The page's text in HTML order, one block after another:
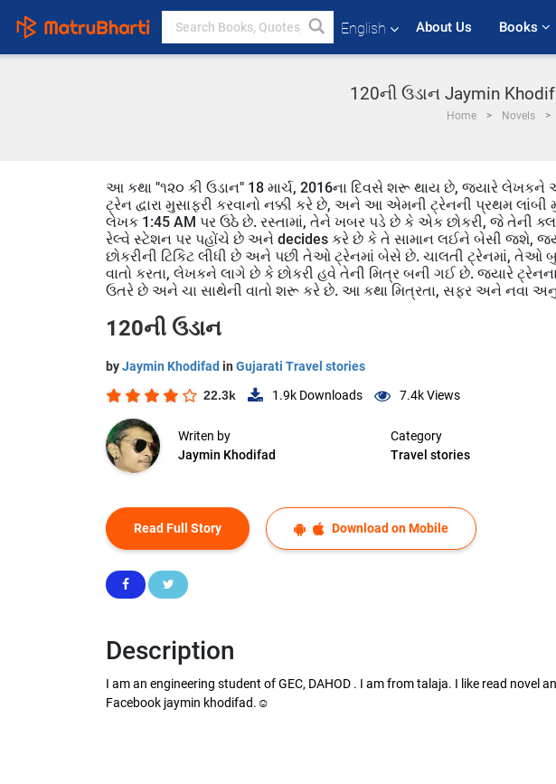
English About Us Books
120ની ઉડાન Jaymin
Home Novels
આ કથા "૧૨૦ કી ઉડાન" 18 માર્ચ, 2016ના દિવસે શરૂ થાય છે, જ્યારે લેખકને
ટ્રેન દ્વારા મુસાફરી કરવાનો નક્કી કરે છે, અને આ એમની ટ્રેનની પ્રથમ
લેખક 1:45 AM પર ઉઠે છે. રસ્તામાં, તેને ખબર પડે છે કે એક છોકરી, જે તેની
રેલ્વે સ્ટેશન પર પહોંચે છે અને decides કરે છે કે તે સામાન લઈને બેસી જશે,
છોકરીની ટિકિટ લીધી છે અને પછી તેઓ ટ્રેનમાં બેસે છે. ચાલતી ટ્રેનમાં, તેઓ
વાતો કરતા, લેખકને લાગે છે કે છોકરી હવે તેની મિત્ર બની ગઈ છે. જ્યારે
ઉતરે છે અને ચા સાથેની વાતો શરૂ કરે છે. આ કથા મિત્રતા, સફર અને નવા
120ની ઉડાન
byJaymin Khodifad in Gujarati Travel stories
22.3k 1.9k Downloads 7.4kViews
Writen by
Jaymin Khodifad
Category
Travel stories
Read Full Story Download on Mobile
Description
I am an engineering student of GEC, DAHOD . I am from talaja. I like read
Facebook jaymin khodifad.☺